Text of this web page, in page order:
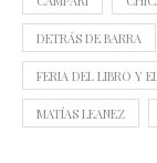
DETRÁS DE BARRA
FERIA DEL LIBRO Y
MATÍAS LEANEZ